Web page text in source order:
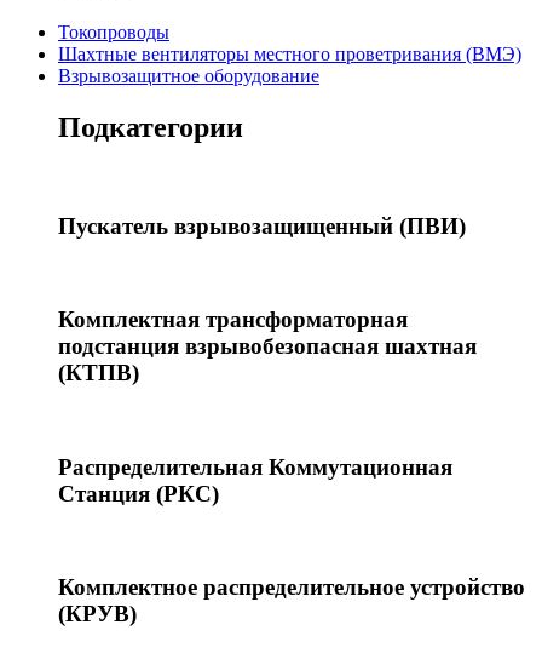
Токопроводы
Шахтные вентиляторы местного проветривания (ВМЭ)
Взрывозащитное оборудование
Подкатегории
Пускатель взрывозащищенный (ПВИ)
Комплектная трансформаторная
подстанция взрывобезопасная шахтная
(КТПВ)
Распределительная Коммутационная
Станция (РКС)
Комплектное распределительное устройство
(КРУВ)